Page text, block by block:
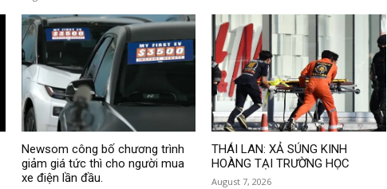
Newsom công bố chương trình
giảm giá tức thì cho người mua
xe điện lần đầu.
THÁI LAN: XẢ SÚNG KINH
HOÀNG TẠI TRƯỜNG HỌC
August 7, 2026